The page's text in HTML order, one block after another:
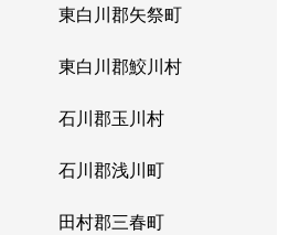
東白川郡矢祭町
東白川郡鮫川村
石川郡玉川村
石川郡浅川町
田村郡三春町